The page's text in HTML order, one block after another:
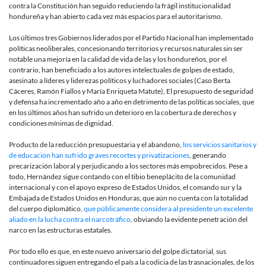
contra la Constitución han seguido reduciendo la frágil institucionalidad
hondureña y han abierto cada vez más espacios para el autoritarismo.
Los últimos tres Gobiernos liderados por el Partido Nacional han implementado
políticas neoliberales, concesionando territorios y recursos naturales sin ser
notable una mejoría en la calidad de vida de las y los hondureños, por el
contrario, han beneficiado a los autores intelectuales de golpes de estado,
asesinato a líderes y liderezas políticos y luchadores sociales (Caso Berta
Cáceres, Ramón Fiallos y María Enriqueta Matute), El presupuesto de seguridad
y defensa ha incrementado año a año en detrimento de las políticas sociales, que
en los últimos años han sufrido un deterioro en la cobertura de derechos y
condiciones mínimas de dignidad.
Producto de la reducción presupuestaria y el abandono, los servicios sanitarios y
de educación han sufrido graves recortes y privatizaciones , generando
precarización laboral y perjudicando a los sectores más empobrecidos. Pese a
todo, Hernández sigue contando con el tibio beneplácito de la comunidad
internacional y con el apoyo expreso de Estados Unidos, el comando sur y la
Embajada de Estados Unidos en Honduras, que aún no cuenta con la totalidad
del cuerpo diplomático, que públicamente considera al presidente un excelente
aliado en la lucha contra el narcotráfico , obviando la evidente penetración del
narco en las estructuras estatales.
Por todo ello es que, en este nuevo aniversario del golpe dictatorial, sus
continuadores siguen entregando el país a la codicia de las trasnacionales, de los